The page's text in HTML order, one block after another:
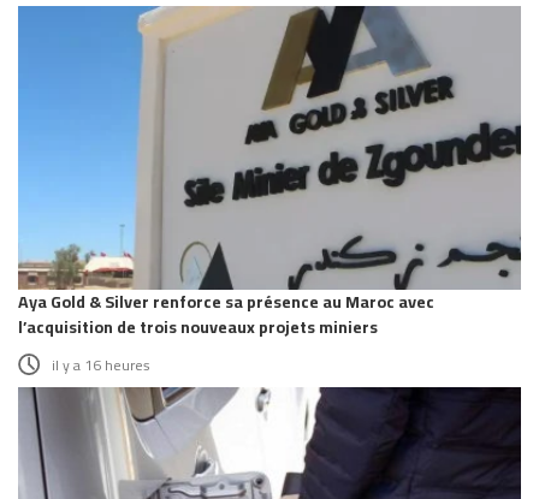
Aya Gold & Silver renforce sa présence au Maroc avec
l’acquisition de trois nouveaux projets miniers
il y a 16 heures